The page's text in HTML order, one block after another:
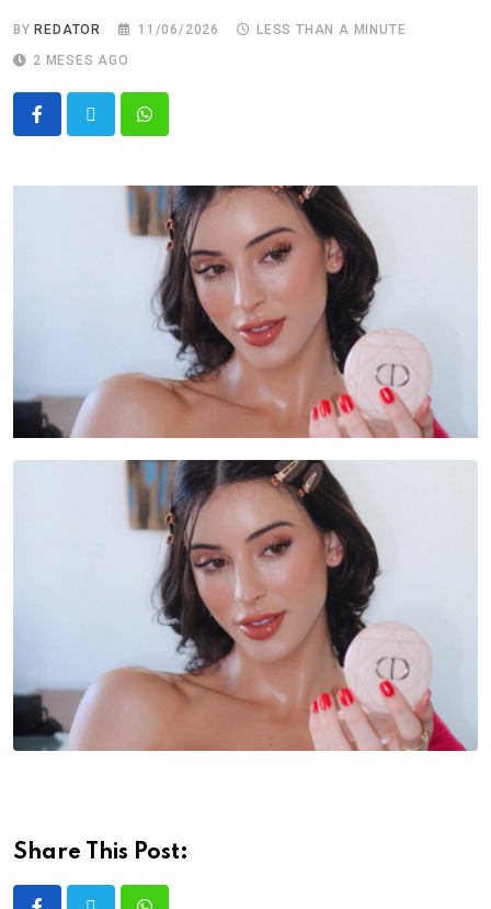
BY REDATOR 11/06/2026
LESS THAN A MINUTE
2 MESES AGO
Share This Post: